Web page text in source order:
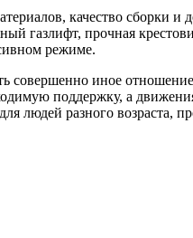
качество сборки и
газлифт, прочная
режиме.
иное
поддержку, а
людей разного возраста,